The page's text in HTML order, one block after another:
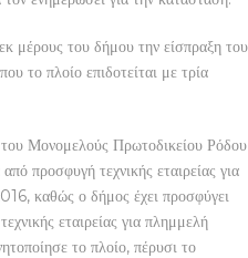
μέρους του δήμου την είσπραξη του
το πλοίο επιδοτείται με τρία
Μονομελούς Πρωτοδικείου Ρόδου
προσφυγή τεχνικής εταιρείας για
καθώς ο δήμος έχει προσφύγει
εταιρείας για πλημμελή
το πλοίο, πέρυσι το